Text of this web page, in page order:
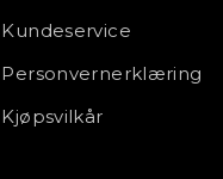
Kundeservice
Personvernerklæring
Kjøpsvilkår